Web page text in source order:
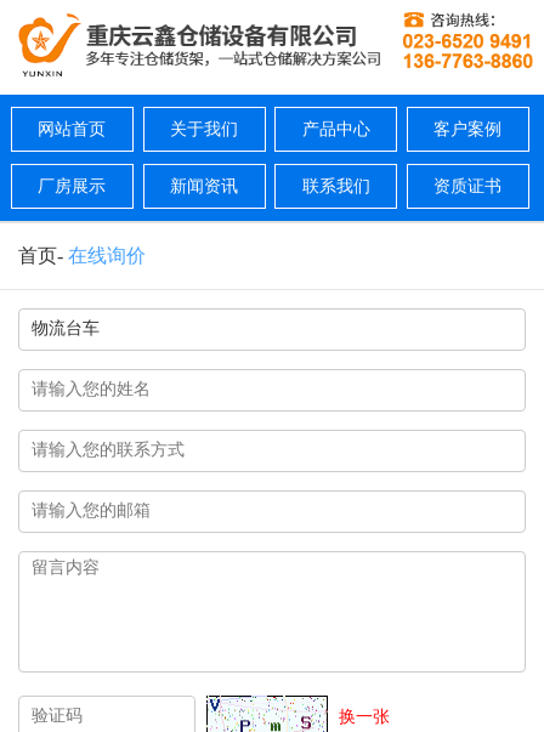
网站首页 关于我们 产品中心 客户案例
厂房展示 新闻资讯 联系我们 资质证书
首页- 在线询价
换一张